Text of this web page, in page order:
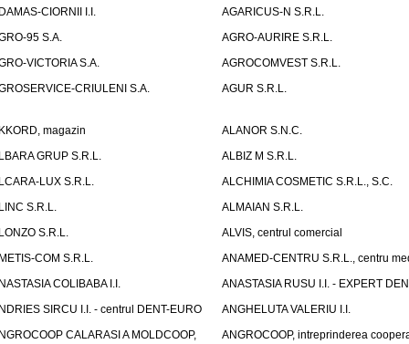
CIORNII I.I.
AGARICUS-N S.R.L.
95 S.A.
AGRO-AURIRE S.R.L.
VICTORIA S.A.
AGROCOMVEST S.R.L.
CRIULENI S.A.
AGUR S.R.L.
magazin
ALANOR S.N.C.
GRUP S.R.L.
ALBIZ M S.R.L.
LUX S.R.L.
ALCHIMIA COSMETIC S.R.L., S.C.
S.R.L.
ALMAIAN S.R.L.
S.R.L.
ALVIS, centrul comercial
COM S.R.L.
ANAMED-CENTRU S.R.L., centru
COLIBABA I.I.
ANASTASIA RUSU I.I. - EXPERT
SIRCU I.I. - centrul DENT-EURO
ANGHELUTA VALERIU I.I.
CALARASI A MOLDCOOP,
ANGROCOOP, intreprinderea